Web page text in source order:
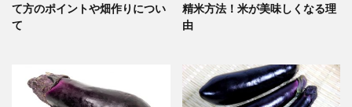
て方のポイントや畑作りについ
て
精米方法！米が美味しくなる理
由